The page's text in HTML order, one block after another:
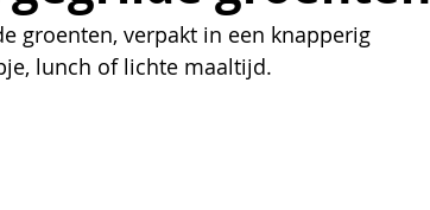
groenten, verpakt in een knapperig
lunch of lichte maaltijd.